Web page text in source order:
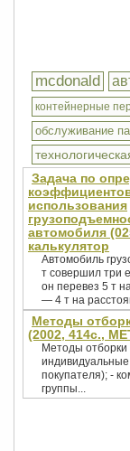
mcdonald
контейнерные
обслуживание
Задача по
использования
автомобиля
калькулятор
Автомобиль
т совершил три
он перевез 5 т
— 4 т на
Методы
(2002, 414с.,
Методы отборки
покупателя); -
группы...